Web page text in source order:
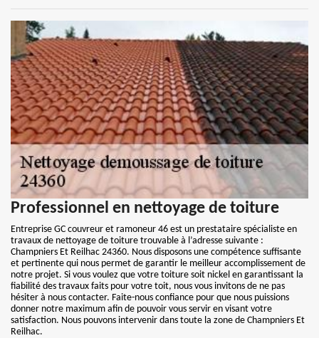
Professionnel en nettoyage de toiture
Entreprise GC couvreur et ramoneur 46 est un prestataire spécialiste en
travaux de nettoyage de toiture trouvable à l’adresse suivante :
Champniers Et Reilhac 24360. Nous disposons une compétence suffisante
et pertinente qui nous permet de garantir le meilleur accomplissement de
notre projet. Si vous voulez que votre toiture soit nickel en garantissant la
fiabilité des travaux faits pour votre toit, nous vous invitons de ne pas
hésiter à nous contacter. Faite-nous confiance pour que nous puissions
donner notre maximum afin de pouvoir vous servir en visant votre
satisfaction. Nous pouvons intervenir dans toute la zone de Champniers Et
Reilhac.